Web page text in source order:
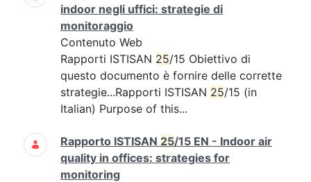
indoor negli uffici: strategie di
monitoraggio
Contenuto Web
Rapporti ISTISAN 25/15 Obiettivo di
questo documento è fornire delle corrette
strategie...Rapporti ISTISAN 25/15 (in
Italian) Purpose of this...
Rapporto ISTISAN 25/15 EN - Indoor air
quality in offices: strategies for
monitoring